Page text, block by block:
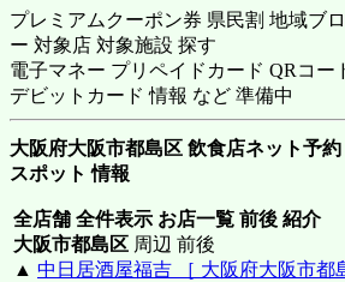
プレミアムクーポン券 県民割 地域ブ
ー 対象店 対象施設 探す
電子マネー プリペイドカード QRコー
デビットカード 情報 など 準備中
大阪府大阪市都島区 飲食店ネット予
スポット 情報
全店舗 全件表示 お店一覧 前後 紹介
大阪市都島区 周辺 前後
▲ 中日居酒屋福吉 ［ 大阪府大阪市都